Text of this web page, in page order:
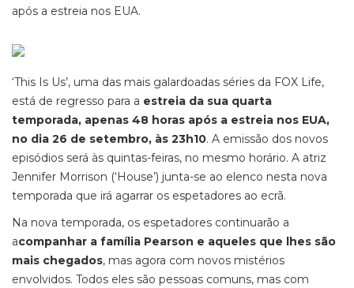
após a estreia nos EUA.
‘This Is Us’, uma das mais galardoadas séries da FOX Life,
está de regresso para a estreia da sua quarta
temporada, apenas 48 horas após a estreia nos EUA,
no dia 26 de setembro, às 23h10. A emissão dos novos
episódios será às quintas-feiras, no mesmo horário. A atriz
Jennifer Morrison (‘House’) junta-se ao elenco nesta nova
temporada que irá agarrar os espetadores ao ecrã.
Na nova temporada, os espetadores continuarão a
acompanhar a família Pearson e aqueles que lhes são
mais chegados, mas agora com novos mistérios
envolvidos. Todos eles são pessoas comuns, mas com